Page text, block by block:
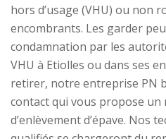
hors d’usage (VHU) ou non
encombrants. Les garder
condamnation par les
VHU à Etiolles ou dans ses
retirer, notre entreprise PN
contact qui vous propose un
d’enlèvement d’épave. Nos